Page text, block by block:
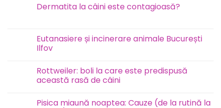
Test
FAVN
pisici
Dermatita la câini este contagioasă?
Dermatita
la
câini
Eutanasiere și incinerare animale București
Ilfov
la
Eutanasiere
și
București
Rottweiler: boli la care este predispusă
această rasă de câini
la
Pisica miaună noaptea: Cauze (de la rutină la